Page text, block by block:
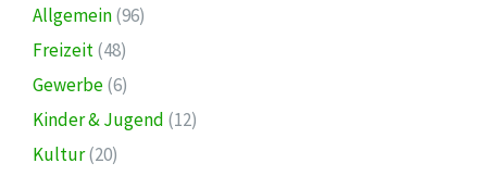
Allgemein(96)
Freizeit(48)
Gewerbe(6)
Kinder & Jugend (12)
Kultur(20)